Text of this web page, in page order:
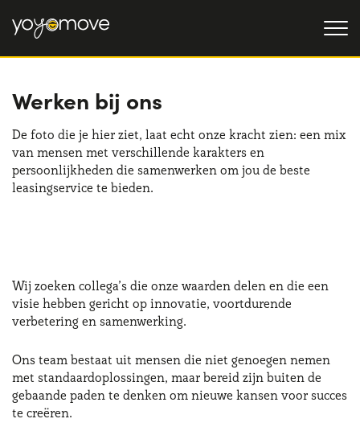
AUTO LEASE
AANBIEDINGEN
Particulieren
Bedrijven en zzp'ers
OCCASIONLEASE
AANBIEDINGEN
OVER ONS
KIES EEN LAND
Hulp nodig? +31634732815
Werken bij ons
De foto die je hier ziet, laat echt onze kracht zien: een mix
van mensen met verschillende karakters en
persoonlijkheden die samenwerken om jou de beste
leasingservice te bieden.
Wij zoeken collega’s die onze waarden delen en die een
visie hebben gericht op innovatie, voortdurende
verbetering en samenwerking.
Ons team bestaat uit mensen die niet genoegen nemen
met standaardoplossingen, maar bereid zijn buiten de
gebaande paden te denken om nieuwe kansen voor succes
te creëren.